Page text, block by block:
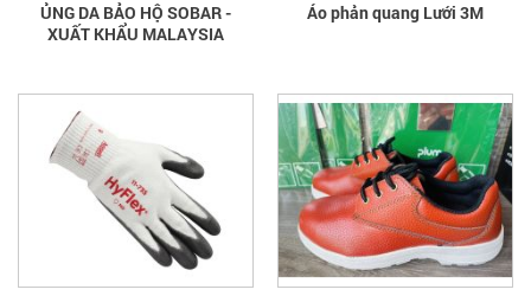
ỦNG DA BẢO HỘ SOBAR -
XUẤT KHẨU MALAYSIA
Áo phản quang Lưới 3M